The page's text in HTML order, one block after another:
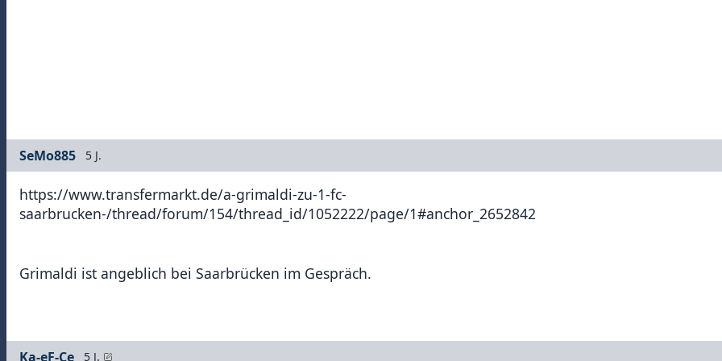
SeMo885 5 J.
https://www.transfermarkt.de/a-grimaldi-zu-1-fc-
saarbrucken-/thread/forum/154/thread_id/1052222/page/1#anchor_2652842
Grimaldi ist angeblich bei Saarbrücken im Gespräch.
Ka-eF-Ce 5 J.